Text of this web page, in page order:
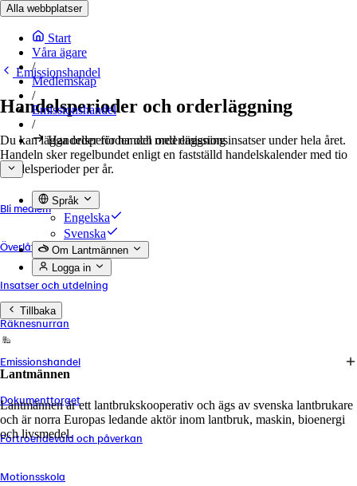
Alla webbplatser
Start
Våra ägare
/
Medlemskap
/
Emissionshandel
/
Handelsperioder och orderläggning
Språk
Engelska
Svenska
Om Lantmännen
Logga in
Tillbaka
Lantmännen
Lantmännen är ett lantbrukskooperativ och ägs av svenska lantbrukare
och är norra Europas ledande aktör inom lantbruk, maskin, bioenergi
och livsmedel.
Emissionshandel
Handelsperioder och orderläggning
Du kan lägga order för handel med emissionsinsatser under hela året.
Handeln sker regelbundet enligt en fastställd handelskalender med tio
handelsperioder per år.
Bli medlem
Överlåtelse och utträde
Insatser och utdelning
Räknesnurran
Emissionshandel
Dokumenttorget
Förtroendevald och påverkan
Motionsskola